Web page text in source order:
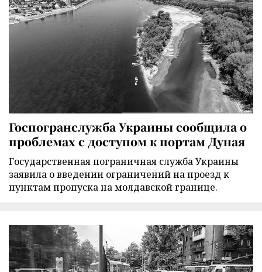
Госпогранслужба Украины сообщила о
проблемах с доступом к портам Дуная
Государственная пограничная служба Украины
заявила о введении ограничений на проезд к
пунктам пропуска на молдавской границе.